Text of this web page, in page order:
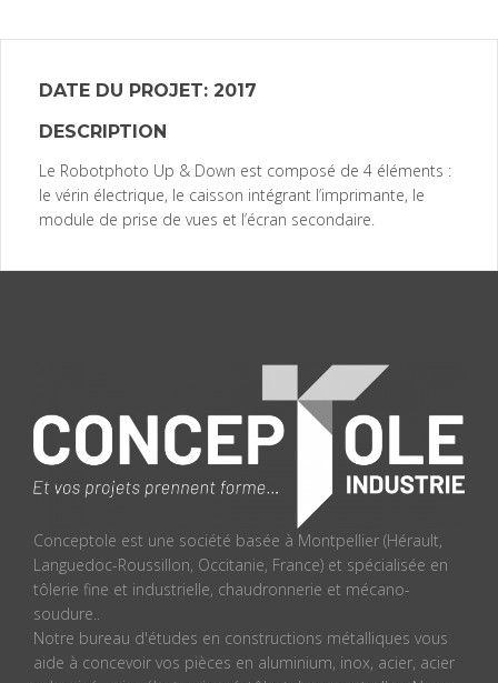
DATE DU PROJET: 2017
DESCRIPTION
Le Robotphoto Up & Down est composé de 4 éléments :
le vérin électrique, le caisson intégrant l’imprimante, le
module de prise de vues et l’écran secondaire.
Conceptole est une société basée à Montpellier (Hérault,
Languedoc-Roussillon, Occitanie, France) et spécialisée en
tôlerie fine et industrielle, chaudronnerie et mécano-
soudure..
Notre bureau d'études en constructions métalliques vous
aide à concevoir vos pièces en aluminium, inox, acier, acier